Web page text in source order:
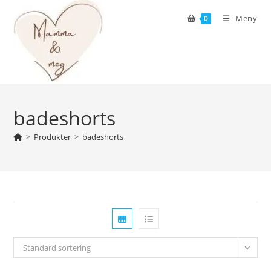
content
0 Meny
badeshorts
> Produkter > badeshorts
Standard sortering